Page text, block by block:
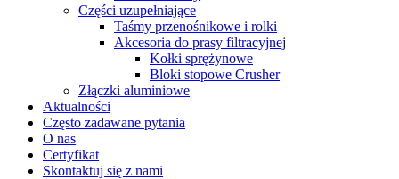
Części uzupełniające
Taśmy przenośnikowe i rolki
Akcesoria do prasy filtracyjnej
Kołki sprężynowe
Bloki stopowe Crusher
Złączki aluminiowe
Aktualności
Często zadawane pytania
O nas
Certyfikat
Skontaktuj się z nami